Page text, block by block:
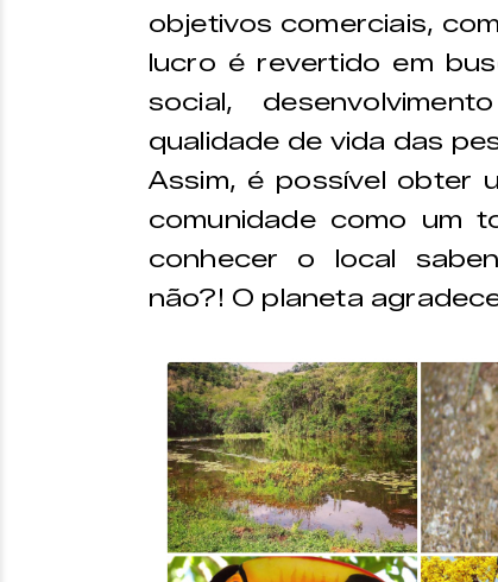
objetivos comerciais,
lucro é revertido em
social,
qualidade de vida das
Assim, é possível obter
comunidade como um
conhecer o local
não?! O planeta